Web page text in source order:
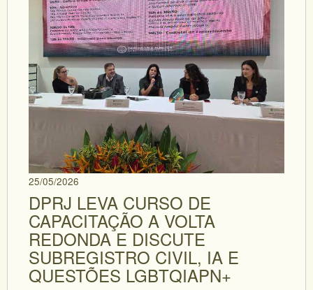
25/05/2026
DPRJ LEVA CURSO DE
CAPACITAÇÃO A VOLTA
REDONDA E DISCUTE
SUBREGISTRO CIVIL, IA E
QUESTÕES LGBTQIAPN+